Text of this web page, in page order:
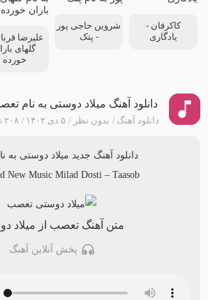
کاکرفان -
یادگاری
شروین حاجی پور
- پتک
علیرضا
گلهای
خورده
دانلود آهنگ میلاد دوستی به نام
دانلود آهنگ بدون نظر ۵ دی ۱۴۰۲ ۲۰۸ views
دانلود آهنگ جدید میلاد دوستی به
New Music Milad Dosti – Taasob
متن آهنگ تعصب از میلاد
پخش آنلاین آهنگ